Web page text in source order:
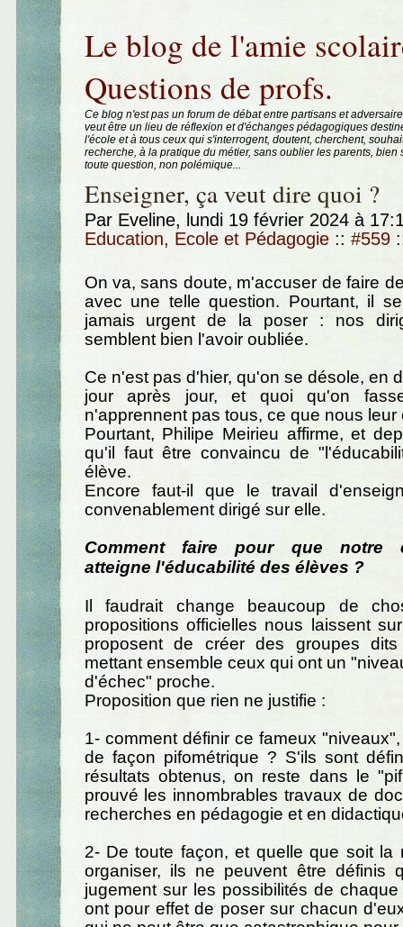
Le blog de l'amie
Questions de profs.
Ce blog n'est pas un forum de débat entre partisans et
veut être un lieu de réflexion et d'échanges pédagogiques
l'école et à tous ceux qui s'interrogent, doutent, cherchent,
recherche, à la pratique du métier, sans oublier les parents, bien
toute question, non polémique...
Enseigner, ça veut dire quoi ?
Par Eveline, lundi 19 février 2024 à
Education, Ecole et Pédagogie :: #559
On va, sans doute, m'accuser de faire
avec une telle question. Pourtant, il
jamais urgent de la poser : nos
semblent bien l'avoir oubliée.
Ce n'est pas d'hier, qu'on se désole, en
jour après jour, et quoi qu'on
n'apprennent pas tous, ce que nous leur
Pourtant, Philipe Meirieu affirme, et
qu'il faut être convaincu de
élève.
Encore faut-il que le travail
convenablement dirigé sur elle.
Comment faire pour que notre
atteigne l'éducabilité des élèves ?
Il faudrait change beaucoup de
propositions officielles nous laissent
proposent de créer des groupes
mettant ensemble ceux qui ont un
d'échec" proche.
Proposition que rien ne justifie :
1- comment définir ce fameux
de façon pifométrique ? S'ils sont
résultats obtenus, on reste dans le
prouvé les innombrables travaux de
recherches en pédagogie et en
2- De toute façon, et quelle que soit la
organiser, ils ne peuvent être définis
jugement sur les possibilités de
ont pour effet de poser sur chacun